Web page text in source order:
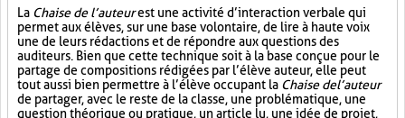
La Chaise de l’auteurest une activité d’interaction verbale qui
permet aux élèves, sur une base volontaire, de lire à haute voix
une de leurs rédactions et de répondre aux questions des
auditeurs. Bien que cette technique soit à la base conçue pour le
partage de compositions rédigées par l’élève auteur, elle peut
tout aussi bien permettre à l’élève occupant la Chaise de l’auteur
de partager, avec le reste de la classe, une problématique, une
question théorique ou pratique, un article lu, une idée de projet,